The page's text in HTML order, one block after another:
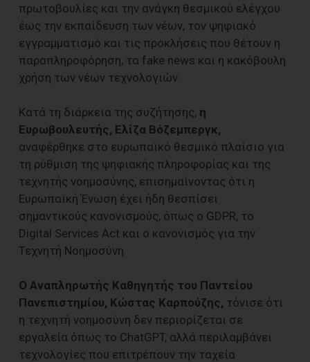
πρωτοβουλίες και την ανάγκη θεσμικού ελέγχου
έως την εκπαίδευση των νέων, τον ψηφιακό
εγγραμματισμό και τις προκλήσεις που θέτουν η
παραπληροφόρηση, τα fake news και η κακόβουλη
χρήση των νέων τεχνολογιών.
Κατά τη διάρκεια της συζήτησης, η
Ευρωβουλευτής, Ελίζα Βόζεμπεργκ,
αναφέρθηκε στο ευρωπαϊκό θεσμικό πλαίσιο για
τη ρύθμιση της ψηφιακής πληροφορίας και της
τεχνητής νοημοσύνης, επισημαίνοντας ότι η
Ευρωπαϊκή Ένωση έχει ήδη θεσπίσει
σημαντικούς κανονισμούς, όπως ο GDPR, το
Digital Services Act και ο κανονισμός για την
Τεχνητή Νοημοσύνη.
Ο Αναπληρωτής Καθηγητής του Παντείου
Πανεπιστημίου, Κώστας Καρπούζης, τόνισε ότι
η τεχνητή νοημοσύνη δεν περιορίζεται σε
εργαλεία όπως το ChatGPT, αλλά περιλαμβάνει
τεχνολογίες που επιτρέπουν την ταχεία